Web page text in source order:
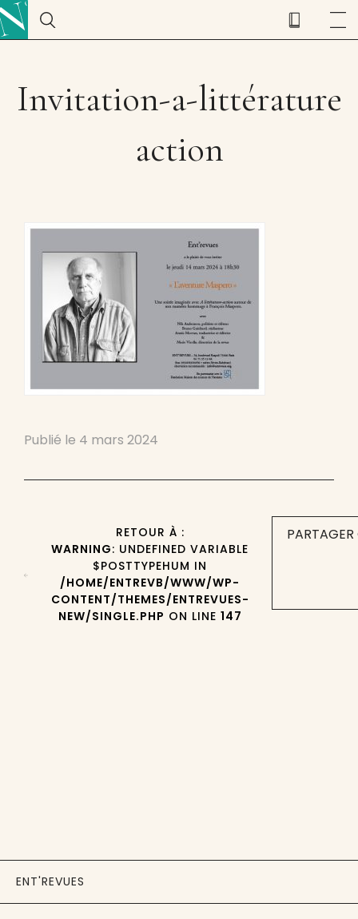
Invitation-a-littérature
action
Publié le 4 mars 2024
RETOUR À :
WARNING: UNDEFINED VARIABLE
$POSTTYPEHUM IN
/HOME/ENTREVB/WWW/WP-
CONTENT/THEMES/ENTREVUES-
NEW/SINGLE.PHP ON LINE 147
ENT'REVUES